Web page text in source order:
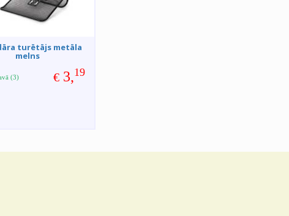
turētājs metāla
melns
€ 3,19
(3)